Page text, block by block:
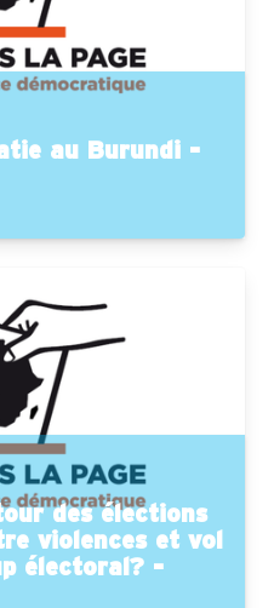
au Burundi -
des élections
violences et vol
électoral? -